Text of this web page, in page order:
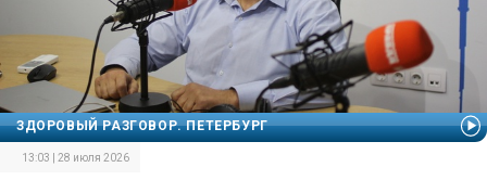
ЗДОРОВЫЙ РАЗГОВОР. ПЕТЕРБУРГ
13:03 | 28 июля 2026